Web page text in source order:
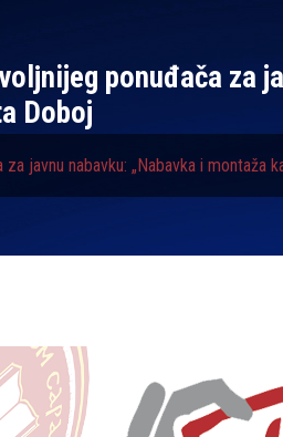
ponuđača za
Doboj
za javnu nabavku: „Nabavka i